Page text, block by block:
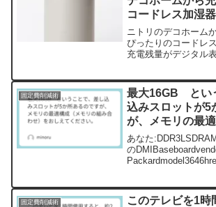
コードレス加湿
ニトリのデコホーム
ぴったりのコードレ
充電残量がデジタル
て、お部屋を優しく
よ。
固定費削減術
最大16GB とい
込みスロットが5
が、メモリの最
組み合わせ）を
い。
あなた
の
固定費削減術
このテレビを1時